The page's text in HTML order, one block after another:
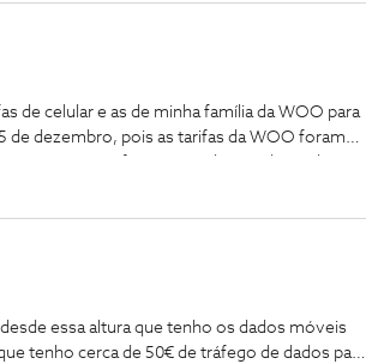
de celular e as de minha família da WOO para
de dezembro, pois as tarifas da WOO foram
cartões SIM foram ativados no dia 15 de
de telecomunicação e internet no
mas nenhum canal está sendo exibido.
essa altura que tenho os dados móveis
tenho cerca de 50€ de tráfego de dados para